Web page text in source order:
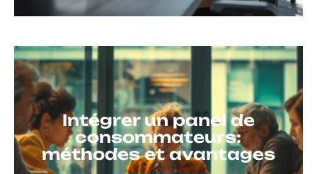
Intégrer un panel de
consommateurs:
méthodes et avantages